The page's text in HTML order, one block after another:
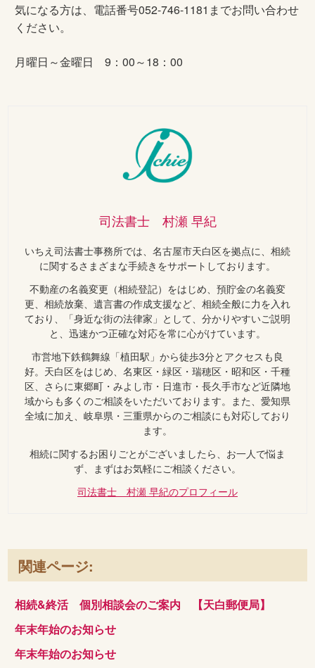
気になる方は、電話番号052-746-1181までお問い合わせ
ください。
月曜日～金曜日 9：00～18：00
司法書士 村瀬 早紀
いちえ司法書士事務所では、名古屋市天白区を拠点に、相続
に関するさまざまな手続きをサポートしております。
不動産の名義変更（相続登記）をはじめ、預貯金の名義変
更、相続放棄、遺言書の作成支援など、相続全般に力を入れ
ており、「身近な街の法律家」として、分かりやすいご説明
と、迅速かつ正確な対応を常に心がけています。
市営地下鉄鶴舞線「植田駅」から徒歩3分とアクセスも良
好。天白区をはじめ、名東区・緑区・瑞穂区・昭和区・千種
区、さらに東郷町・みよし市・日進市・長久手市など近隣地
域からも多くのご相談をいただいております。また、愛知県
全域に加え、岐阜県・三重県からのご相談にも対応しており
ます。
相続に関するお困りごとがございましたら、お一人で悩ま
ず、まずはお気軽にご相談ください。
司法書士 村瀬 早紀のプロフィール
関連ページ:
相続&終活 個別相談会のご案内 【天白郵便局】
年末年始のお知らせ
年末年始のお知らせ